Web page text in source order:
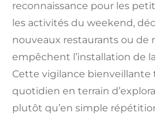
reconnaissance pour les
les activités du weekend,
nouveaux restaurants ou de
empêchent l’installation de
Cette vigilance bienveillante
quotidien en terrain
plutôt qu’en simple